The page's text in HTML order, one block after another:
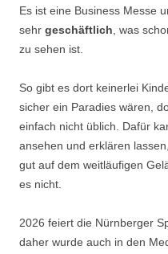
Es ist eine Business Messe
sehr geschäftlich, was
zu sehen ist.
So gibt es dort keinerlei
sicher ein Paradies wären,
einfach nicht üblich. Dafür
ansehen und erklären
gut auf dem weitläufigen
es nicht.
2026 feiert die Nürnberger
daher wurde auch in den